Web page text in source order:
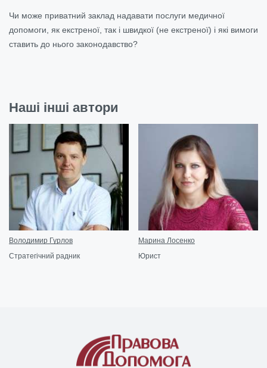
Чи може приватний заклад надавати послуги медичної
допомоги, як екстреної, так і швидкої (не екстреної) і які вимоги
ставить до нього законодавство?
Наші інші автори
Володимир Гурлов
Стратегічний радник
Марина Лосенко
Юрист